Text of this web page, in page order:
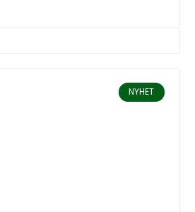
NYHET